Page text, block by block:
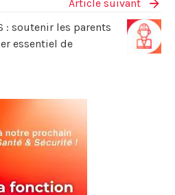
Article suivant
: soutenir les parents
essentiel de